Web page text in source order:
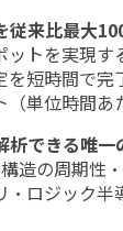
従来比最大
ットを実現す
を短時間で完
（単位時間
析できる唯
造の周期性
・ロジック